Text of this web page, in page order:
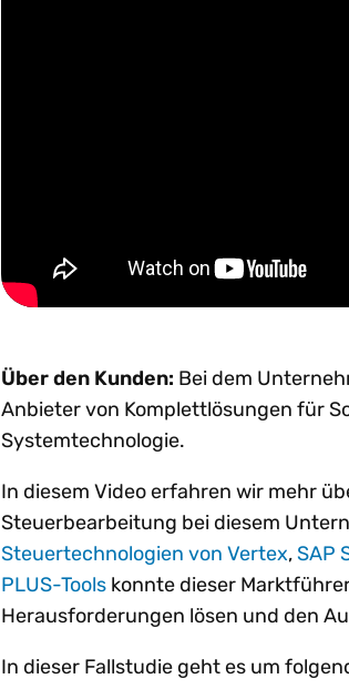
Über den Kunden: Bei dem
Anbieter von Komplettlösungen für
Systemtechnologie.
In diesem Video erfahren wir mehr
Steuerbearbeitung bei diesem
Steuertechnologien von Vertex,SAP
PLUS-Tools konnte dieser
Herausforderungen lösen und den
In dieser Fallstudie geht es um